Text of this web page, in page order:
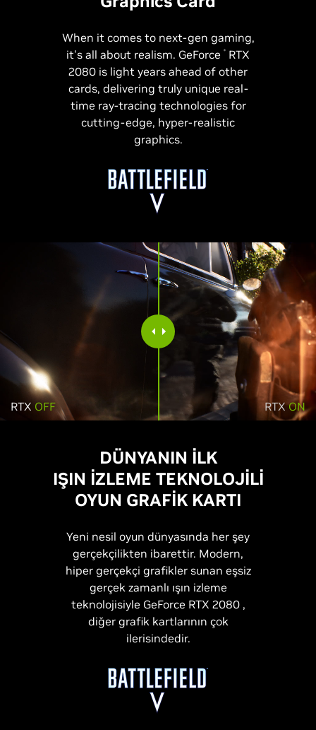
When it comes to next-gen gaming,
it's all about realism. GeForce
®
RTX
2080 is light years ahead of other
cards, delivering truly unique real-
time ray-tracing technologies for
cutting-edge, hyper-realistic
graphics.
RTXON
RTX OFF
DÜNYANIN İLK
IŞIN İZLEME TEKNOLOJİLİ
OYUN GRAFİK KARTI
Yeni nesil oyun dünyasında her şey
gerçekçilikten ibarettir. Modern,
hiper gerçekçi grafikler sunan eşsiz
gerçek zamanlı ışın izleme
teknolojisiyle GeForce RTX 2080 ,
diğer grafik kartlarının çok
ilerisindedir.